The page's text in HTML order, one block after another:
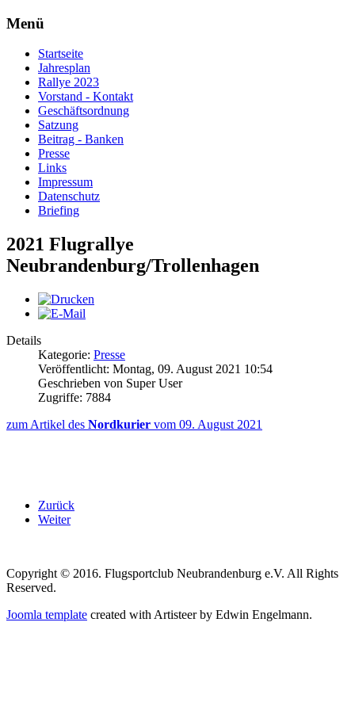
Menü
Startseite
Jahresplan
Rallye 2023
Vorstand - Kontakt
Geschäftsordnung
Satzung
Beitrag - Banken
Presse
Links
Impressum
Datenschutz
Briefing
2021 Flugrallye
Neubrandenburg/Trollenhagen
Details
Kategorie: Presse
Veröffentlicht: Montag, 09. August 2021 10:54
Geschrieben von Super User
Zugriffe: 7884
zum Artikel des Nordkurier vom 09. August 2021
Zurück
Weiter
Copyright © 2016. Flugsportclub Neubrandenburg e.V. All Rights
Reserved.
Joomla template created with Artisteer by Edwin Engelmann.